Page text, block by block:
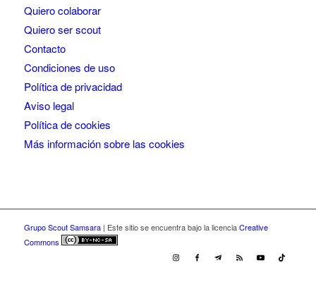
Quiero colaborar
Quiero ser scout
Contacto
Condiciones de uso
Política de privacidad
Aviso legal
Política de cookies
Más información sobre las cookies
Grupo Scout Samsara| Este sitio se encuentra bajo la licenciaCreative
Commons